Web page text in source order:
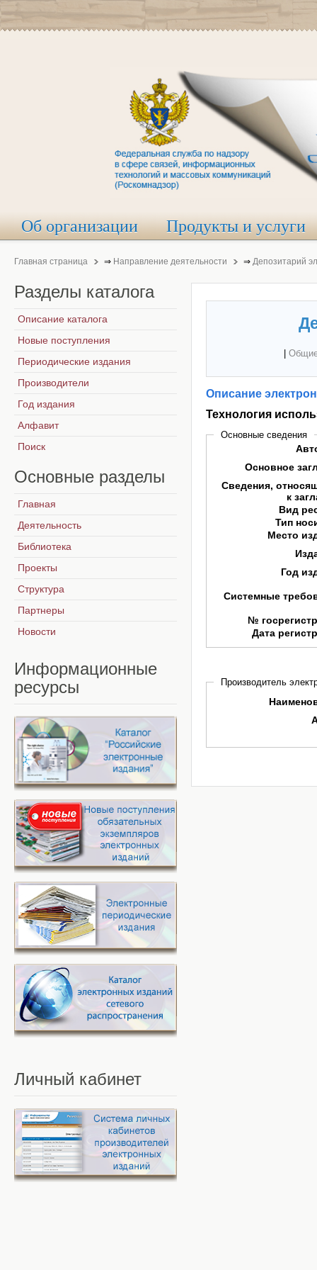
Об организации Продукты и услуги
Главная страница ⇒ Направление деятельности ⇒ Депозитарий
Описание
Технология
Основные сведения
Основное
Сведения,
к
Вид
Тип
Место
Год
Системные
№
Дата
Производитель
Разделы каталога
Описание каталога
Новые поступления
Периодические издания
Производители
Год издания
Алфавит
Поиск
Основные разделы
Главная
Деятельность
Библиотека
Проекты
Структура
Партнеры
Новости
Информационные
ресурсы
Личный кабинет